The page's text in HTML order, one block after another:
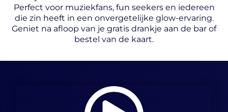
Perfect voor muziekfans, fun seekers en iedereen
die zin heeft in een onvergetelijke glow-ervaring.
Geniet na afloop van je gratis drankje aan de bar of
bestel van de kaart.